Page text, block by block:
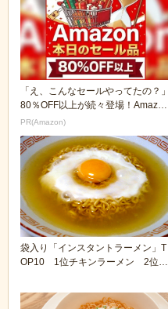
「え、こんなセールやってたの？」
80％OFF以上が続々登場！Amazon
の本気が...
PR(Amazon)
袋入り「インスタントラーメン」T
OP10 1位チキンラーメン 2位マ